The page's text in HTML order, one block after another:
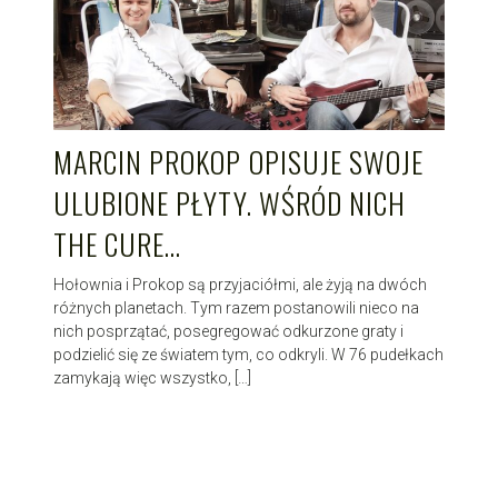
MARCIN PROKOP OPISUJE SWOJE
ULUBIONE PŁYTY. WŚRÓD NICH
THE CURE…
Hołownia i Prokop są przyjaciółmi, ale żyją na dwóch
różnych planetach. Tym razem postanowili nieco na
nich posprzątać, posegregować odkurzone graty i
podzielić się ze światem tym, co odkryli. W 76 pudełkach
zamykają więc wszystko, […]